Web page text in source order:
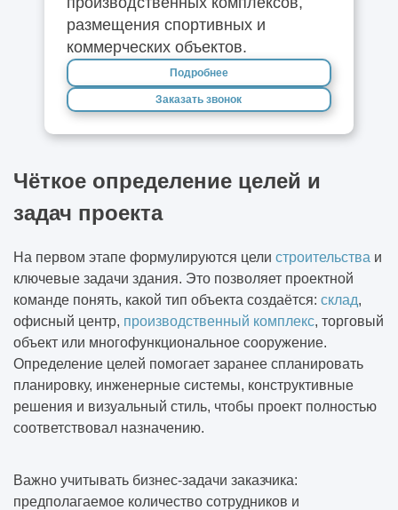
размещения спортивных и
коммерческих объектов.
Подробнее
Заказать звонок
Чёткое определение целей и
задач проекта
На первом этапе формулируются цели строительства и
ключевые задачи здания. Это позволяет проектной
команде понять, какой тип объекта создаётся: склад,
офисный центр, производственный комплекс, торговый
объект или многофункциональное сооружение.
Определение целей помогает заранее спланировать
планировку, инженерные системы, конструктивные
решения и визуальный стиль, чтобы проект полностью
соответствовал назначению.
Важно учитывать бизнес-задачи заказчика:
предполагаемое количество сотрудников и